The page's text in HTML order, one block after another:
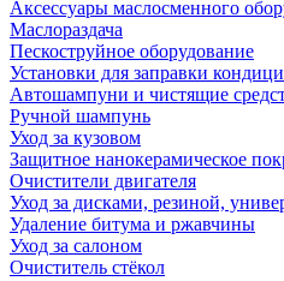
Аксессуары маслосменного
Маслораздача
Пескоструйное оборудование
Установки для заправки
Автошампуни и чистящие
Ручной шампунь
Уход за кузовом
Защитное нанокерамическое
Очистители двигателя
Уход за дисками, резиной,
Удаление битума и ржавчины
Уход за салоном
Очиститель стёкол